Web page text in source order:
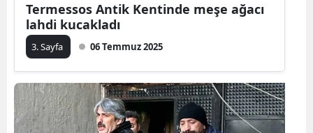
Termessos Antik Kentinde meşe ağacı
lahdi kucakladı
3. Sayfa 06 Temmuz 2025